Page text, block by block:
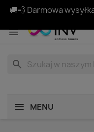
🚚💨 Darmowa

search
MENU